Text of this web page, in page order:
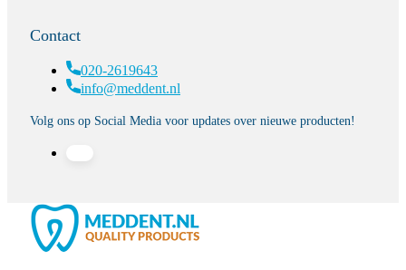
Contact
020-2619643
info@meddent.nl
Volg ons op Social Media voor updates over nieuwe producten!